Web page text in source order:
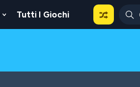
Show
Submenu
Tutti I Giochi